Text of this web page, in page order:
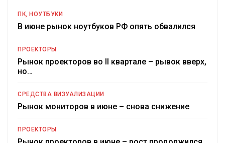
ПК, НОУТБУКИ
В июне рынок ноутбуков РФ опять обвалился
ПРОЕКТОРЫ
Рынок проекторов во II квартале – рывок вверх,
но…
СРЕДСТВА ВИЗУАЛИЗАЦИИ
Рынок мониторов в июне – снова снижение
ПРОЕКТОРЫ